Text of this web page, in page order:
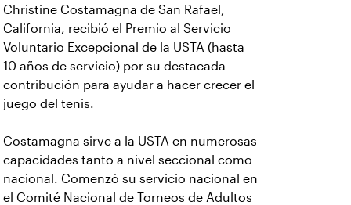
Christine Costamagna de San Rafael,
California, recibió el Premio al Servicio
Voluntario Excepcional de la USTA (hasta
10 años de servicio) por su destacada
contribución para ayudar a hacer crecer el
juego del tenis.
Costamagna sirve a la USTA en numerosas
capacidades tanto a nivel seccional como
nacional. Comenzó su servicio nacional en
el Comité Nacional de Torneos de Adultos